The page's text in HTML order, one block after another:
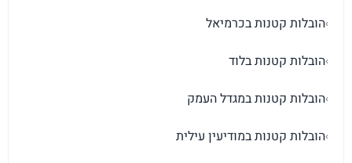
›הובלות קטנות בכרמיאל
›הובלות קטנות בלוד
›הובלות קטנות במגדל העמק
›הובלות קטנות במודיעין עילית